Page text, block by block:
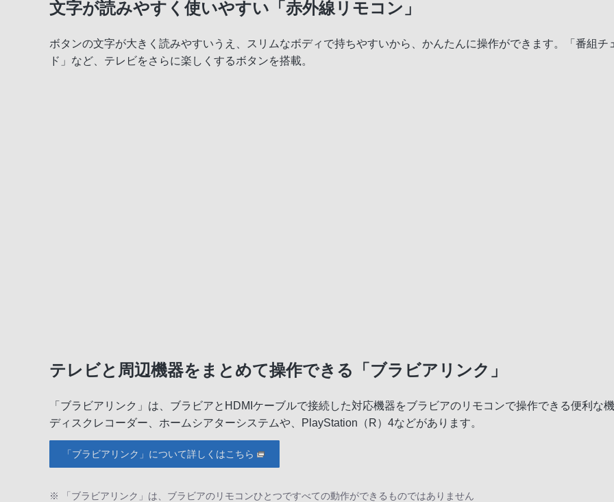
文字が読みやすく使いやすい「赤外線リモコン」
ボタンの文字が大きく読みやすいうえ、スリムなボディで持ちやすいから、かんたんに操作ができます。「番組チ
ド」など、テレビをさらに楽しくするボタンを搭載。
テレビと周辺機器をまとめて操作できる「ブラビアリンク」
「ブラビアリンク」は、ブラビアとHDMIケーブルで接続した対応機器をブラビアのリモコンで操作できる便利な
ディスクレコーダー、ホームシアターシステムや、PlayStation（R）4などがあります。
「ブラビアリンク」について詳しくはこちら
※ 「ブラビアリンク」は、ブラビアのリモコンひとつですべての動作ができるものではありません